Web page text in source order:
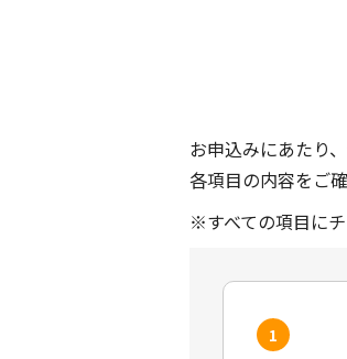
お申込みにあたり
各項目の内容をご
※すべての項目に
1